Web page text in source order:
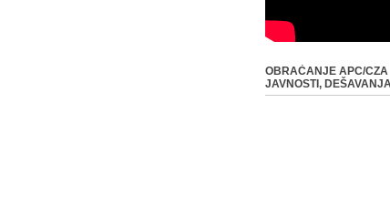
OBRAĆANJE APC/CZA
JAVNOSTI,